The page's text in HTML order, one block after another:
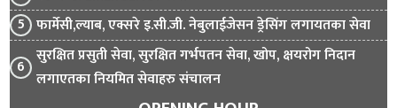
फार्मेसी,ल्याब, एक्सरे इ.सी.जी. नेबुलाईजेसन ड्रेसिंग लगायतका सेवा
सुरक्षित प्रसुती सेवा, सुरक्षित गर्भपतन सेवा, खोप, क्षयरोग निदान
लगाएतका नियमित सेवाहरु संचालन